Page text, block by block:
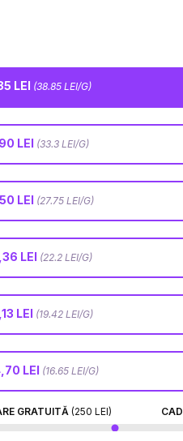
LEI (38.85 LEI/G)
LEI (33.3 LEI/G)
LEI (27.75 LEI/G)
LEI (22.2 LEI/G)
LEI (19.42 LEI/G)
LEI (16.65 LEI/G)
GRATUITĂ (250 LEI)